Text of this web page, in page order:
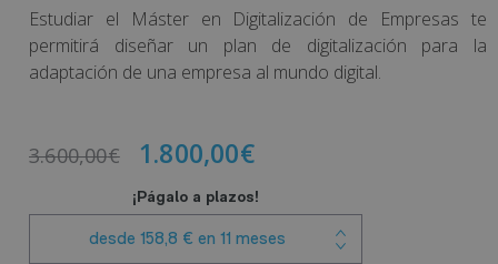
Estudiar el Máster en Digitalización de Empresas te
permitirá diseñar un plan de digitalización para la
adaptación de una empresa al mundo digital.
3.600,00€ 1.800,00€